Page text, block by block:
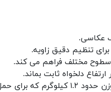
مختلف فراهم می کند.
دلخواه ثابت بماند.
: بدنه از جنس آلومینیوم و پلاستیک مقاوم، با وزن